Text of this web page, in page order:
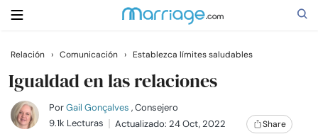
Buscar
Casarse
Relación › Comunicación › Establezca límites saludables
Igualdad en las relaciones
PorGail Gonçalves , Consejero
9.1k Lecturas
Actualizado: 24 Oct, 2022 Share